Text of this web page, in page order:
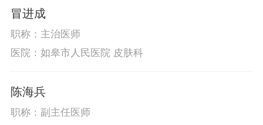
冒进成
职称：主治医师
医院：如皋市人民医院 皮肤科
陈海兵
职称：副主任医师